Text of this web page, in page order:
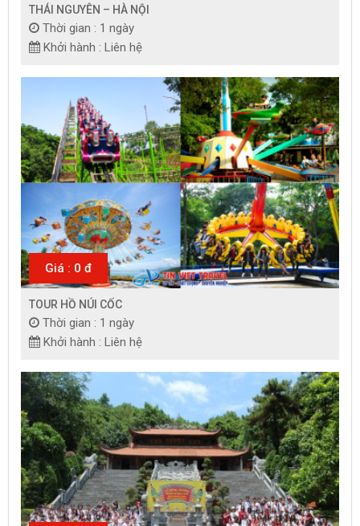
THÁI NGUYÊN – HÀ NỘI
Thời gian : 1 ngày
Khởi hành : Liên hệ
Giá : 0 đ
TOUR HỒ NÚI CỐC
Thời gian : 1 ngày
Khởi hành : Liên hệ